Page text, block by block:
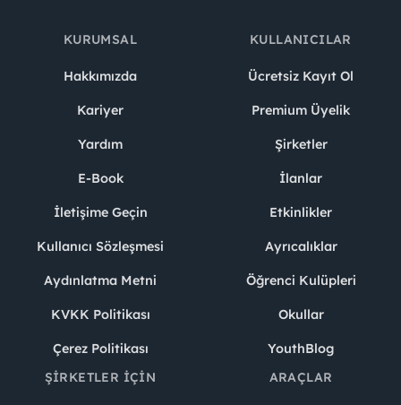
KURUMSAL
Hakkımızda
Kariyer
Yardım
E-Book
İletişime Geçin
Kullanıcı Sözleşmesi
Aydınlatma Metni
KVKK Politikası
Çerez Politikası
KULLANICILAR
Ücretsiz Kayıt Ol
Premium Üyelik
Şirketler
İlanlar
Etkinlikler
Ayrıcalıklar
Öğrenci Kulüpleri
Okullar
YouthBlog
ŞIRKETLER İÇIN
ARAÇLAR